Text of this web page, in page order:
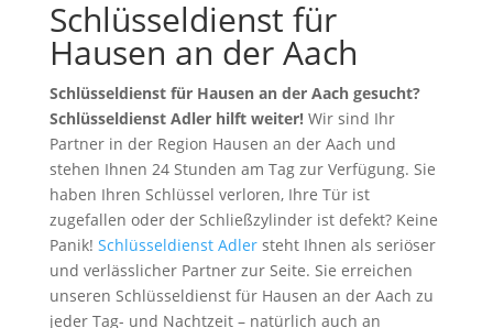
Schlüsseldienst für
Hausen an der Aach
Schlüsseldienst für Hausen an der Aach gesucht?
Schlüsseldienst Adler hilft weiter!Wir sind Ihr
Partner in der Region Hausen an der Aach und
stehen Ihnen 24 Stunden am Tag zur Verfügung. Sie
haben Ihren Schlüssel verloren, Ihre Tür ist
zugefallen oder der Schließzylinder ist defekt? Keine
Panik! Schlüsseldienst Adlersteht Ihnen als seriöser
und verlässlicher Partner zur Seite. Sie erreichen
unseren Schlüsseldienst für Hausen an der Aach zu
jeder Tag- und Nachtzeit – natürlich auch an